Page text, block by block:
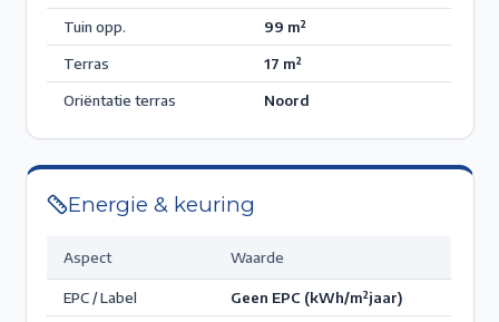
Tuin opp.
99 m²
Terras
17 m²
Oriëntatie terras
Noord
Energie & keuring
Aspect Waarde
EPC / Label Geen EPC (kWh/m²jaar)